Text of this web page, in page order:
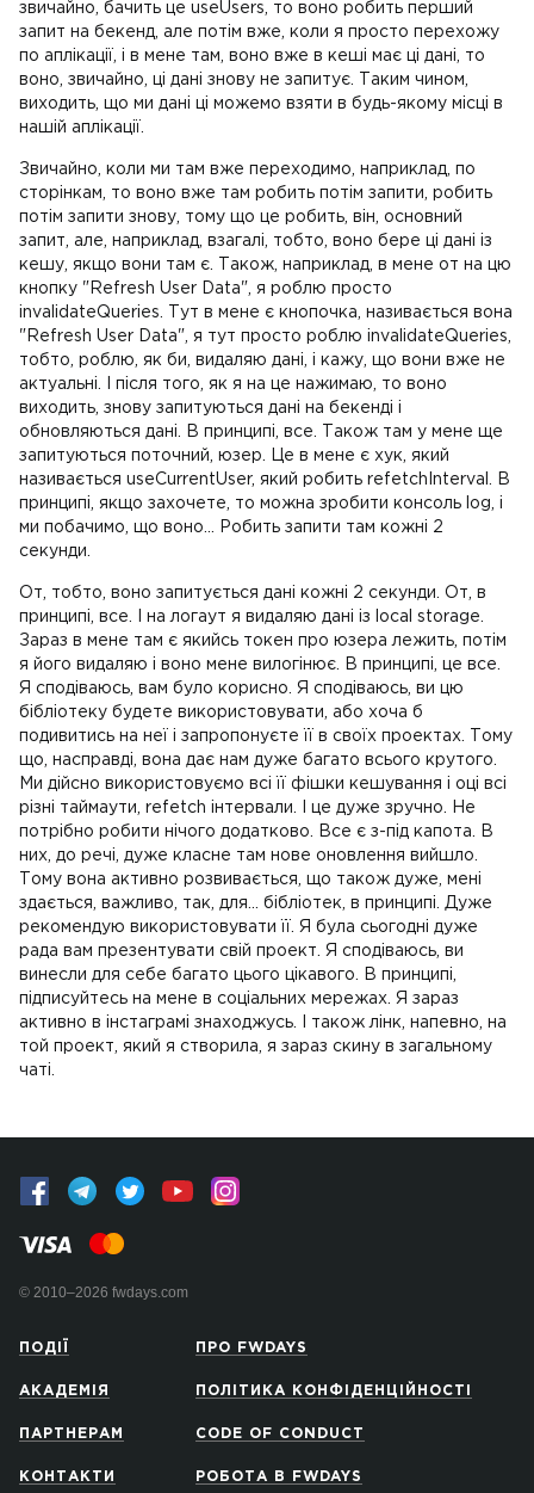
звичайно, бачить це useUsers, то воно робить перший
запит на бекенд, але потім вже, коли я просто перехожу
по аплікації, і в мене там, воно вже в кеші має ці дані, то
воно, звичайно, ці дані знову не запитує. Таким чином,
виходить, що ми дані ці можемо взяти в будь-якому місці в
нашій аплікації.
Звичайно, коли ми там вже переходимо, наприклад, по
сторінкам, то воно вже там робить потім запити, робить
потім запити знову, тому що це робить, він, основний
запит, але, наприклад, взагалі, тобто, воно бере ці дані із
кешу, якщо вони там є. Також, наприклад, в мене от на цю
кнопку "Refresh User Data", я роблю просто
invalidateQueries. Тут в мене є кнопочка, називається вона
"Refresh User Data", я тут просто роблю invalidateQueries,
тобто, роблю, як би, видаляю дані, і кажу, що вони вже не
актуальні. І після того, як я на це нажимаю, то воно
виходить, знову запитуються дані на бекенді і
обновляються дані. В принципі, все. Також там у мене ще
запитуються поточний, юзер. Це в мене є хук, який
називається useCurrentUser, який робить refetchInterval. В
принципі, якщо захочете, то можна зробити консоль log, і
ми побачимо, що воно... Робить запити там кожні 2
секунди.
От, тобто, воно запитується дані кожні 2 секунди. От, в
принципі, все. І на логаут я видаляю дані із local storage.
Зараз в мене там є якийсь токен про юзера лежить, потім
я його видаляю і воно мене вилогінює. В принципі, це все.
Я сподіваюсь, вам було корисно. Я сподіваюсь, ви цю
бібліотеку будете використовувати, або хоча б
подивитись на неї і запропонуєте її в своїх проектах. Тому
що, насправді, вона дає нам дуже багато всього крутого.
Ми дійсно використовуємо всі її фішки кешування і оці всі
різні таймаути, refetch інтервали. І це дуже зручно. Не
потрібно робити нічого додатково. Все є з-під капота. В
них, до речі, дуже класне там нове оновлення вийшло.
Тому вона активно розвивається, що також дуже, мені
здається, важливо, так, для... бібліотек, в принципі. Дуже
рекомендую використовувати її. Я була сьогодні дуже
рада вам презентувати свій проект. Я сподіваюсь, ви
винесли для себе багато цього цікавого. В принципі,
підписуйтесь на мене в соціальних мережах. Я зараз
активно в інстаграмі знаходжусь. І також лінк, напевно, на
той проект, який я створила, я зараз скину в загальному
чаті.
© 2010–2026 fwdays.com
ПОДІЇ
АКАДЕМІЯ
ПАРТНЕРАМ
КОНТАКТИ
ПРО FWDAYS
ПОЛІТИКА КОНФІДЕНЦІЙНОСТІ
CODE OF CONDUCT
РОБОТА В FWDAYS